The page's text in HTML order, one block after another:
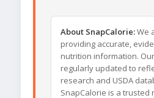
About SnapCalorie:We
providing accurate,
nutrition information.
regularly updated to
research and USDA
SnapCalorie is a trusted